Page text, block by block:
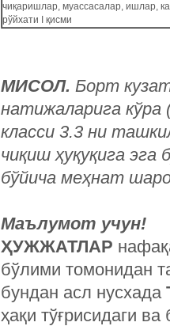
чиқаришлар, муассасалар, ишлар,
рўйхати I қисми
МИСОЛ. Борт
натижаларига
класси 3.3 ни
чиқиш ҳуқуқига
бўйича меҳнат
Маълумот учун!
ҲУЖЖАТЛАР
бўлими томонидан
бундан асл нусхада
ҳақи тўғрисидаги